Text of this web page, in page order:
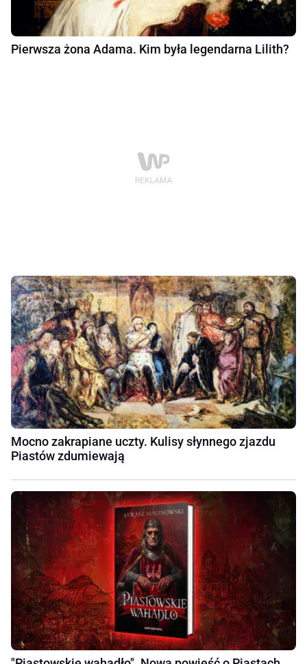
Pierwsza żona Adama. Kim była legendarna Lilith?
Mocno zakrapiane uczty. Kulisy słynnego zjazdu
Piastów zdumiewają